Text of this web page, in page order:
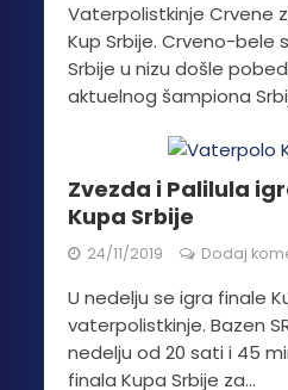
Vaterpolistkinje Crvene
Kup Srbije. Crveno-bele
Srbije u nizu došle
aktuelnog šampiona
Zvezda i Palilula
Kupa Srbije
24/11/2019 Dodaj
U nedelju se igra finale
vaterpolistkinje. Bazen
nedelju od 20 sati i 45
finala Kupa Srbije za...